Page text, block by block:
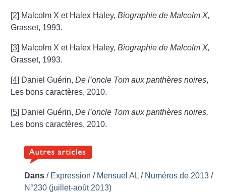
[2] Malcolm X et Halex Haley,Biographie de Malcolm X,
Grasset, 1993.
[3] Malcolm X et Halex Haley,Biographie de Malcolm X,
Grasset, 1993.
[4] Daniel Guérin,De l’oncle Tom aux panthères noires,
Les bons caractères, 2010.
[5] Daniel Guérin,De l’oncle Tom aux panthères noires,
Les bons caractères, 2010.
Dans / Expression / Mensuel AL / Numéros de 2013 /
N°230 (juillet-août 2013)